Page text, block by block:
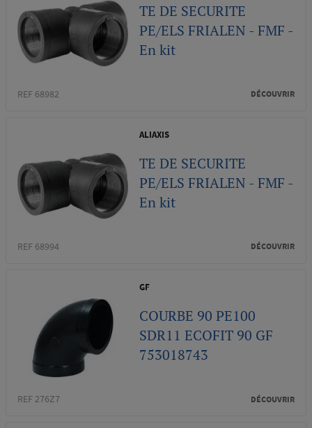
TE DE SECURITE
PE/ELS FRIALEN - FMF -
En kit
REF 68982 DÉCOUVRIR
ALIAXIS
TE DE SECURITE
PE/ELS FRIALEN - FMF -
En kit
REF 68994 DÉCOUVRIR
GF
COURBE 90 PE100
SDR11 ECOFIT 90 GF
753018743
REF 276Z7 DÉCOUVRIR